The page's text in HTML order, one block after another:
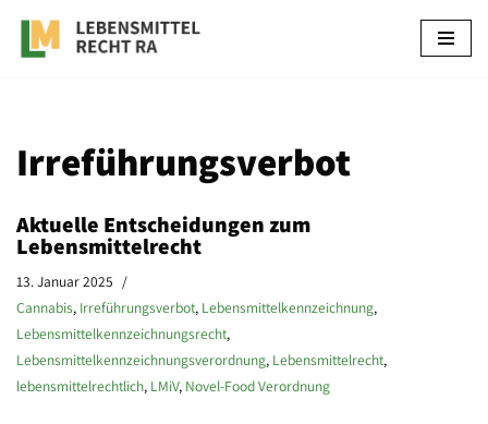
Zum
Irreführungsverbot
Aktuelle Entscheidungen zum
Lebensmittelrecht
13. Januar 2025
Cannabis, Irreführungsverbot, Lebensmittelkennzeichnung,
Lebensmittelkennzeichnungsrecht,
Lebensmittelkennzeichnungsverordnung, Lebensmittelrecht,
lebensmittelrechtlich, LMiV, Novel-Food Verordnung